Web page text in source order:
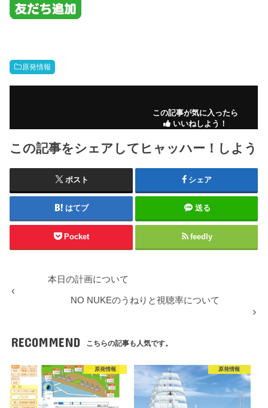
原発情報
この記事が気に入ったら
いいねしよう！
この記事をシェアしてヒャッハー！しよう
ポスト シェア
はてブ 送る
Pocket feedly
本日の計画について
NO NUKEのうねりと視聴率について
RECOMMEND こちらの記事も人気です。
原発情報 原発情報